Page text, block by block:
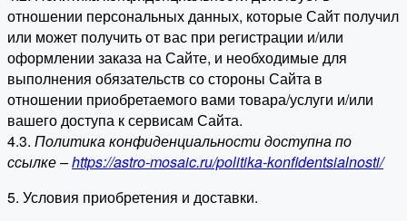
отношении персональных данных, которые Сайт получил
или может получить от вас при регистрации и/или
оформлении заказа на Сайте, и необходимые для
выполнения обязательств со стороны Сайта в
отношении приобретаемого вами товара/услуги и/или
вашего доступа к сервисам Сайта.
4.3. Политика конфиденциальности доступна по
ссылке –https://astro-mosaic.ru/politika-konfidentsialnosti/
5. Условия приобретения и доставки.